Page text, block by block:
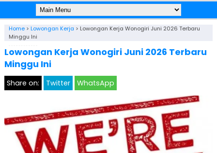
Home> Lowongan Kerja > Lowongan Kerja Wonogiri Juni 2026 Terbaru
Minggu Ini
Lowongan Kerja Wonogiri Juni 2026 Terbaru
Minggu Ini
Share on: Twitter WhatsApp